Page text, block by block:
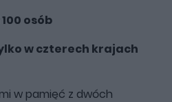
osób
w czterech krajach
w pamięć z dwóch